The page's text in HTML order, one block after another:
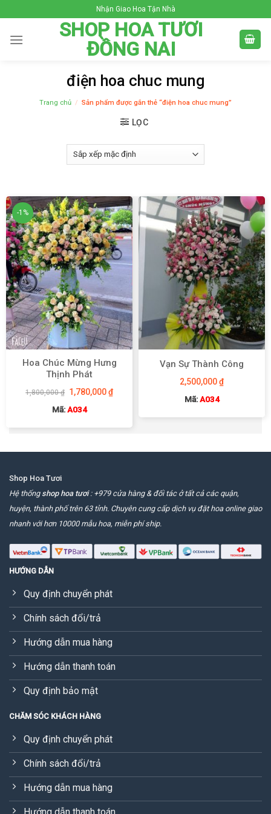
to
content
Nhận Giao Hoa Tận Nhà
SHOP HOA TƯƠI
ĐỒNG NAI
điện hoa chuc mung
Trang chủ / Sản phẩm được gắn thẻ “điện hoa chuc mung”
LỌC
-1%
Hoa Chúc Mừng Hưng
Thịnh Phát
1,800,000₫ Giá
gốc
là:
1,800,000 ₫.
1,780,000₫Giá
hiện
Mã:A034
Vạn Sự Thành Công
2,500,000₫
Mã:A034
Shop Hoa Tươi
Hệ thống shop hoa tươi: +979 cửa hàng & đối tác ở tất cả các quận,
huyện, thành phố trên 63 tỉnh. Chuyên cung cấp dịch vụ đặt hoa online giao
nhanh với hơn 10000 mẫu hoa, miễn phí ship.
HƯỚNG DẪN
Quy định chuyển phát
Chính sách đổi/trả
Hướng dẫn mua hàng
Hướng dẫn thanh toán
Quy định bảo mật
CHĂM SÓC KHÁCH HÀNG
Quy định chuyển phát
Chính sách đổi/trả
Hướng dẫn mua hàng